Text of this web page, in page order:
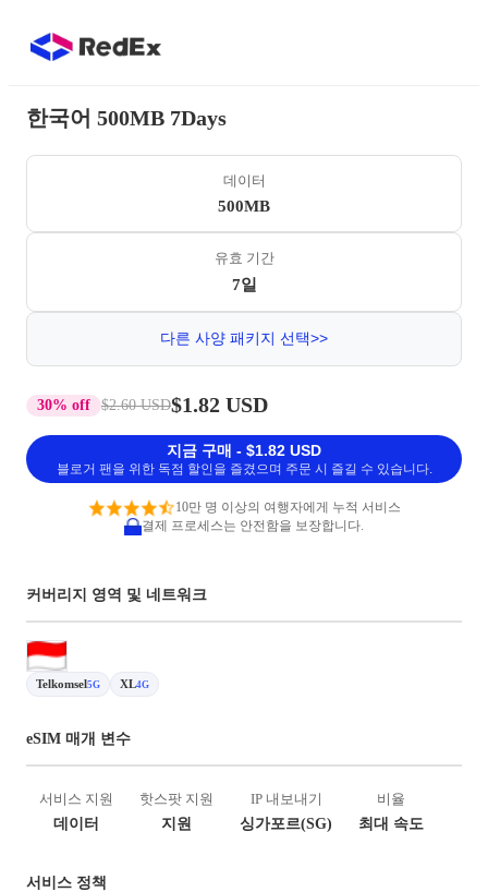
한국어 500MB 7Days
데이터
500MB
유효 기간
7일
다른 사양 패키지 선택>>
30% off $2.60 USD$1.82 USD
지금 구매 - $1.82 USD
블로거 팬을 위한 독점 할인을 즐겼으며 주문 시 즐길 수 있습니다.
10만 명 이상의 여행자에게 누적 서비스
결제 프로세스는 안전함을 보장합니다.
커버리지 영역 및 네트워크
Telkomsel5G XL4G
eSIM 매개 변수
서비스 지원
데이터
핫스팟 지원
지원
IP 내보내기
싱가포르(SG)
비율
최대 속도
서비스 정책